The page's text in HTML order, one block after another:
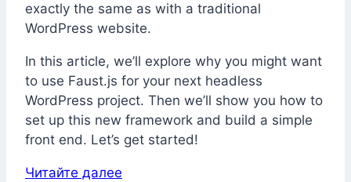
exactly the same as with a traditional
WordPress website.
In this article, we’ll explore why you might want
to use Faust.js for your next headless
WordPress project. Then we’ll show you how to
set up this new framework and build a simple
front end. Let’s get started!
Читайте далее